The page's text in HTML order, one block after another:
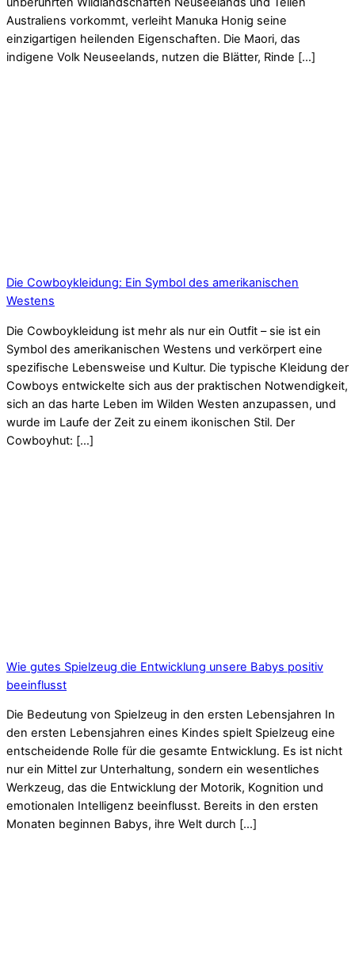
Australiens vorkommt, verleiht Manuka Honig seine
einzigartigen heilenden Eigenschaften. Die Maori, das
indigene Volk Neuseelands, nutzen die Blätter, Rinde […]
Die Cowboykleidung: Ein Symbol des amerikanischen
Westens
Die Cowboykleidung ist mehr als nur ein Outfit – sie ist ein
Symbol des amerikanischen Westens und verkörpert eine
spezifische Lebensweise und Kultur. Die typische Kleidung der
Cowboys entwickelte sich aus der praktischen Notwendigkeit,
sich an das harte Leben im Wilden Westen anzupassen, und
wurde im Laufe der Zeit zu einem ikonischen Stil. Der
Cowboyhut: […]
Wie gutes Spielzeug die Entwicklung unsere Babys positiv
beeinflusst
Die Bedeutung von Spielzeug in den ersten Lebensjahren In
den ersten Lebensjahren eines Kindes spielt Spielzeug eine
entscheidende Rolle für die gesamte Entwicklung. Es ist nicht
nur ein Mittel zur Unterhaltung, sondern ein wesentliches
Werkzeug, das die Entwicklung der Motorik, Kognition und
emotionalen Intelligenz beeinflusst. Bereits in den ersten
Monaten beginnen Babys, ihre Welt durch […]